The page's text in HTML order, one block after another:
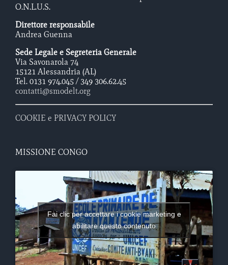
O.N.L.U.S.
Direttore responsabile
Andrea Guenna
Sede Legale e Segreteria Generale
Via Savonarola 74
15121 Alessandria (AL)
Tel. 0131 974.045 / 349 306.62.45
contatti@smodelt.org
COOKIE e PRIVACY POLICY
MISSIONE CONGO
Fai clic per accettare i cookie marketing e
abilitare questo contenuto